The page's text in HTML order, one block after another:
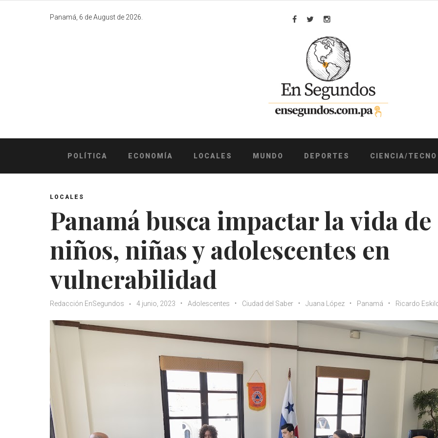
Panamá, 6 de August de 2026.
Facebook
TwitterInstagram
POLÍTICA ECONOMÍA LOCALES MUNDO DEPORTES CIENCIA/TECNO
LOCALES
Panamá busca impactar la vida de
niños, niñas y adolescentes en
vulnerabilidad
Redacción EnSegundos 4 junio, 2023 Adolescentes Ciudad del Saber Juana López Panamá Ricardo